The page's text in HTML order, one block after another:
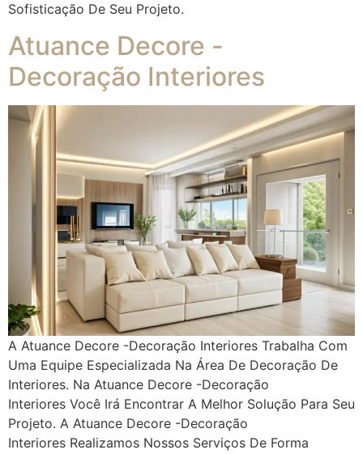
Sofisticação De Seu Projeto.
Atuance Decore -
Decoração Interiores
A Atuance Decore -Decoração Interiores Trabalha Com
Uma Equipe Especializada Na Área De Decoração De
Interiores. Na Atuance Decore -Decoração
Interiores Você Irá Encontrar A Melhor Solução Para Seu
Projeto. A Atuance Decore -Decoração
Interiores Realizamos Nossos Serviços De Forma